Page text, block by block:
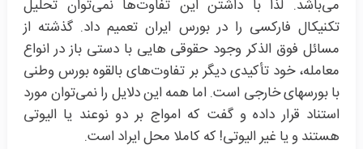
می‌باشد. لذا با داشتن این تفاوت‌ها نمی‌توان تحلیل
تکنیکال فارکسی را در بورس ایران تعمیم داد. گذشته از
مسائل فوق الذکر وجود حقوقی هایی با دستی باز در انواع
معامله، خود تأکیدی دیگر بر تفاوت‌های بالقوه بورس وطنی
با بورسهای خارجی است. اما همه این دلایل را نمی‌توان مورد
استناد قرار داده و گفت که امواج بر دو نوعند یا الیوتی
هستند و یا غیر الیوتی! که کاملا محل ایراد است.